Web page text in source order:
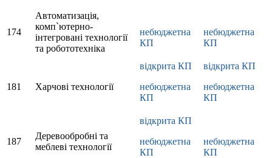
174
Автоматизація,
комп`ютерно-
інтегровані технології
та робототехніка
небюджетна
КП
небюджетна
КП
181 Харчові технології
відкрита КП
небюджетна
КП
відкрита КП
небюджетна
КП
187
Деревообробні та
меблеві технології
відкрита КП
небюджетна
КП
небюджетна
КП